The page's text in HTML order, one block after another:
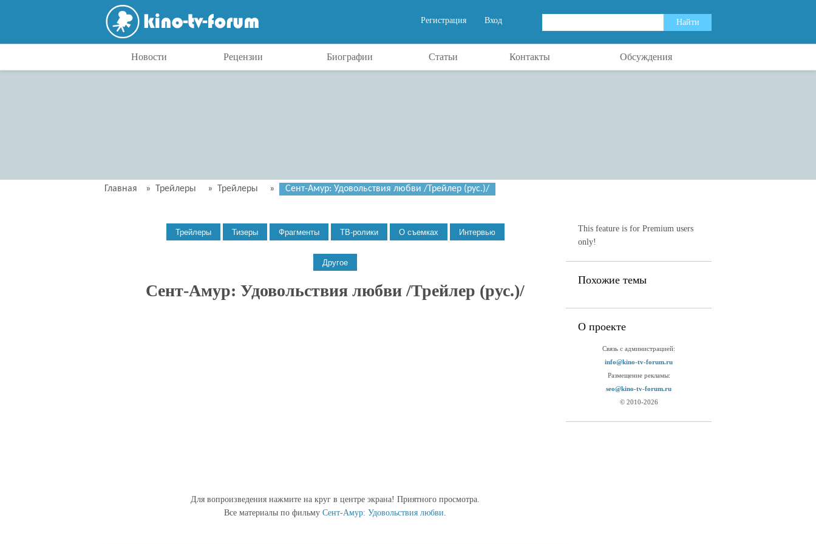
Вход
Регистрация
Новости Рецензии Биографии Статьи Контакты Обсуждения
Главная » Трейлеры » Трейлеры » Сент-Амур: Удовольствия любви /Трейлер (рус.)/
Сент-Амур: Удовольствия любви /Трейлер (рус.)/
Для вопроизведения нажмите на круг в центре экрана! Приятного просмотра.
Все материалы по фильму Сент-Амур: Удовольствия любви.
This feature is for Premium users
only!
Похожие темы
О проекте
Связь с администрацией:
info@kino-tv-forum.ru
Размещение рекламы:
seo@kino-tv-forum.ru
© 2010-2026